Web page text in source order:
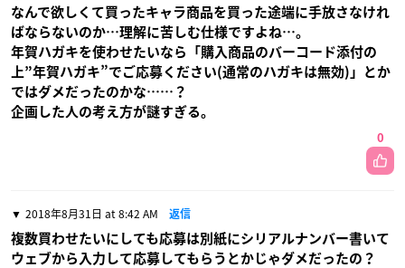
なんで欲しくて買ったキャラ商品を買った途端に手放さなけれ
ばならないのか…理解に苦しむ仕様ですよね…。
年賀ハガキを使わせたいなら「購入商品のバーコード添付の
上”年賀ハガキ”でご応募ください(通常のハガキは無効)」とか
ではダメだったのかな……？
企画した人の考え方が謎すぎる。
0
2018年8月31日 at 8:42 AM 返信
複数買わせたいにしても応募は別紙にシリアルナンバー書いて
ウェブから入力して応募してもらうとかじゃダメだったの？